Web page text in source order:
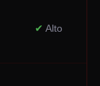
✔ Alto